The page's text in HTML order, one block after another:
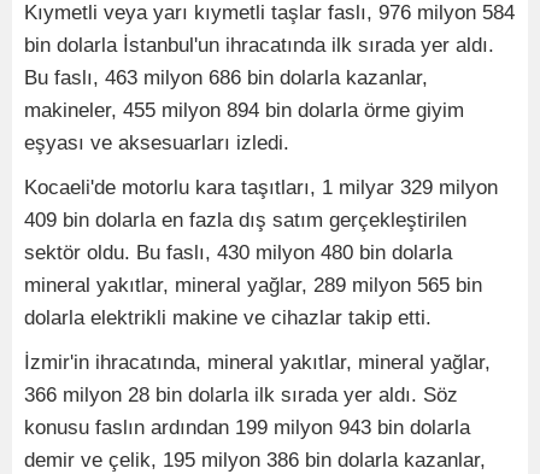
Kıymetli veya yarı kıymetli taşlar faslı, 976 milyon 584
bin dolarla İstanbul'un ihracatında ilk sırada yer aldı.
Bu faslı, 463 milyon 686 bin dolarla kazanlar,
makineler, 455 milyon 894 bin dolarla örme giyim
eşyası ve aksesuarları izledi.
Kocaeli'de motorlu kara taşıtları, 1 milyar 329 milyon
409 bin dolarla en fazla dış satım gerçekleştirilen
sektör oldu. Bu faslı, 430 milyon 480 bin dolarla
mineral yakıtlar, mineral yağlar, 289 milyon 565 bin
dolarla elektrikli makine ve cihazlar takip etti.
İzmir'in ihracatında, mineral yakıtlar, mineral yağlar,
366 milyon 28 bin dolarla ilk sırada yer aldı. Söz
konusu faslın ardından 199 milyon 943 bin dolarla
demir ve çelik, 195 milyon 386 bin dolarla kazanlar,